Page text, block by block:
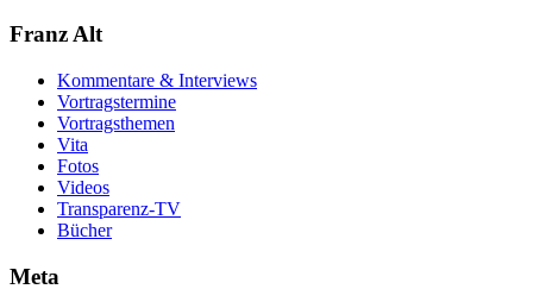
Franz Alt
Kommentare & Interviews
Vortragstermine
Vortragsthemen
Vita
Fotos
Videos
Transparenz-TV
Bücher
Meta